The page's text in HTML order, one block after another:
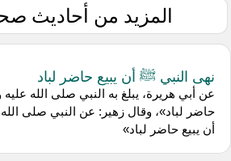
المزيد من أحاديث
نهى النبي ﷺ أن يبيع حاضر لباد
عن أبي هريرة، يبلغ به النبي صلى الله
حاضر لباد»، وقال زهير: عن النبي صلى
أن يبيع حاضر لباد»